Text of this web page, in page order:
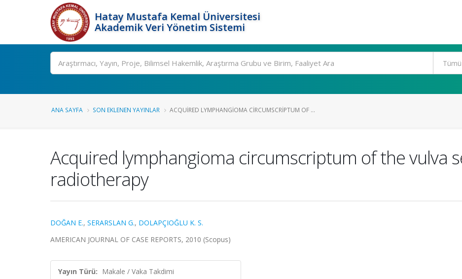
Hatay Mustafa Kemal Üniversitesi
Akademik Veri Yönetim Sistemi
Ara
ANA SAYFA SON EKLENEN YAYINLAR ACQUIRED LYMPHANGIOMA CIRCUMSCRIPTUM OF ...
Acquired lymphangioma circumscriptum of the vulva
radiotherapy
DOĞAN E., SERARSLAN G., DOLAPÇIOĞLU K. S.
AMERICAN JOURNAL OF CASE REPORTS, 2010 (Scopus)
Yayın Türü: Makale / Vaka Takdimi